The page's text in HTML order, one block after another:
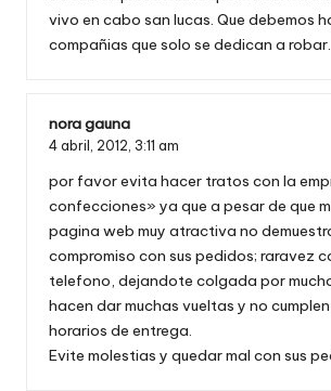
vivo en cabo san lucas. Que debemos
compañias que solo se dedican a robar.
nora gauna
4 abril, 2012, 3:11 am
por favor evita hacer tratos con la
confecciones» ya que a pesar de que
pagina web muy atractiva no
compromiso con sus pedidos; raravez
telefono, dejandote colgada por
hacen dar muchas vueltas y no
horarios de entrega.
Evite molestias y quedar mal con sus